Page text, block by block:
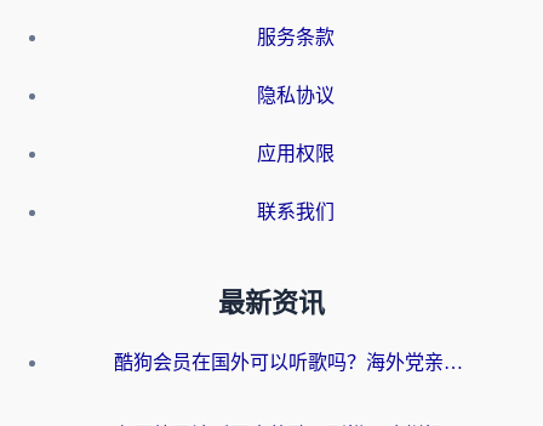
服务条款
隐私协议
应用权限
联系我们
最新资讯
酷狗会员在国外可以听歌吗？海外党亲测有效：3步解决音乐权限难题